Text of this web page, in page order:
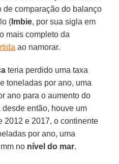
comparação do balanço
( Imbie, por sua sigla em
mais completo da
ao namorar.
teria perdido uma taxa
toneladas por ano, uma
ano para o aumento do
desde então, houve um
2012 e 2017, o continente
por ano, uma
no nível do mar.